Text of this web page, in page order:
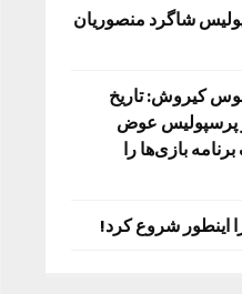
شاگرد منصوریان
کیروش: تاریخ
و پرسپولیس عوض
بازی‌ها را
اینطور شروع کرد!